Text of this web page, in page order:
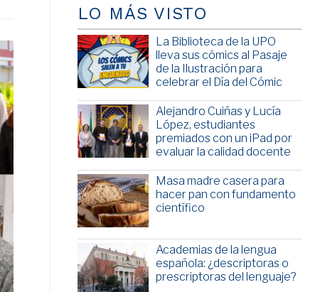
LO MÁS VISTO
La Biblioteca de la UPO
lleva sus cómics al Pasaje
de la Ilustración para
celebrar el Día del Cómic
Alejandro Cuiñas y Lucía
López, estudiantes
premiados con un iPad por
evaluar la calidad docente
Masa madre casera para
hacer pan con fundamento
científico
Academias de la lengua
española: ¿descriptoras o
prescriptoras del lenguaje?